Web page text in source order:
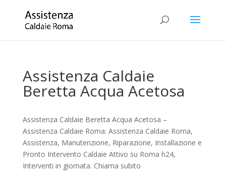
Assistenza Caldaie
Beretta Acqua Acetosa
Assistenza Caldaie Beretta Acqua Acetosa –
Assistenza Caldaie Roma: Assistenza Caldaie Roma,
Assistenza, Manutenzione, Riparazione, Installazione e
Pronto Intervento Caldaie Attivo su Roma h24,
Interventi in giornata. Chiama subito